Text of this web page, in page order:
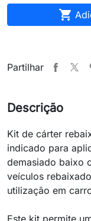

Partilhar
Descrição
Kit de cárter
indicado para
demasiado baixo
veículos
utilização em
Este kit permite